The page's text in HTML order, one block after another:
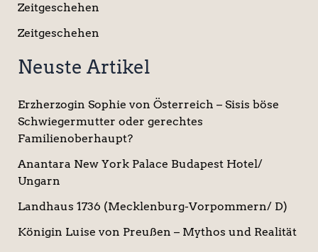
Zeitgeschehen
Zeitgeschehen
Neuste Artikel
Erzherzogin Sophie von Österreich – Sisis böse
Schwiegermutter oder gerechtes
Familienoberhaupt?
Anantara New York Palace Budapest Hotel/
Ungarn
Landhaus 1736 (Mecklenburg-Vorpommern/ D)
Königin Luise von Preußen – Mythos und Realität